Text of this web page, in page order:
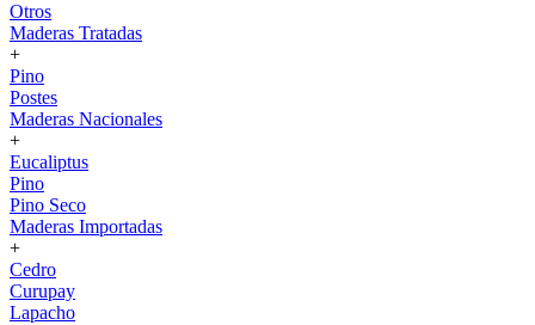
Otros
Maderas Tratadas
+
Pino
Postes
Maderas Nacionales
+
Eucaliptus
Pino
Pino Seco
Maderas Importadas
+
Cedro
Curupay
Lapacho